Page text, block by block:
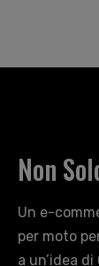
Non
Un e-
per moto
a un’idea